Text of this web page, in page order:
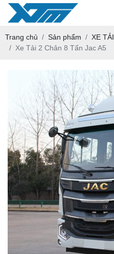
Trang chủ Sản phẩm XE TẢI
Xe Tải 2 Chân 8 Tấn Jac A5